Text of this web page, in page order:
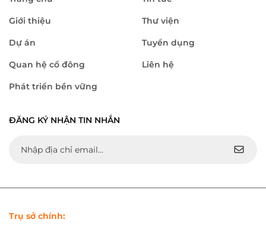
Giới thiệu
Dự án
Quan hệ cổ đông
Phát triển bền vững
Thư viện
Tuyển dụng
Liên hệ
ĐĂNG KÝ NHẬN TIN NHẮN
Trụ sở chính: